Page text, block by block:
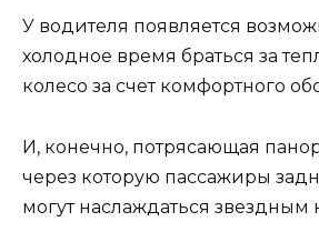
У водителя появляется
холодное время браться за
колесо за счет комфортного
И, конечно, потрясающая
через которую пассажиры
могут наслаждаться звездным